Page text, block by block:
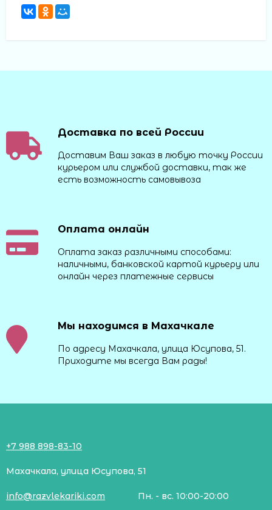
Доставка по всей России
Доставим Ваш заказ в любую точку России
курьером или службой доставки, так же
есть возможность самовывоза
Оплата онлайн
Оплата заказ различными способами:
наличными, банковской картой курьеру или
онлайн через платежные сервисы
Мы находимся в Махачкале
По адресу Махачкала, улица Юсупова, 51.
Приходите мы всегда Вам рады!
+7 988 898-83-10
Махачкала, улица Юсупова, 51
info@razvlekariki.com Пн. - вс. 10:00-20:00